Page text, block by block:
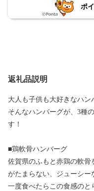
ポ
返礼品説明
大人も子供も大好きなハン
そんなハンバーグが、3種
す！
■鶏軟骨ハンバーグ
佐賀県のふもと赤鶏の軟
がたまらない、ジューシー
一度食べたらこの食感のと